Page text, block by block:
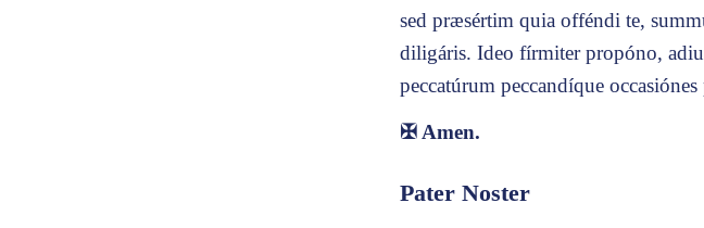
sed præsértim quia offéndi te,
diligáris. Ideo fírmiter propóno,
peccatúrum peccandíque
✠Amen.
Pater Noster